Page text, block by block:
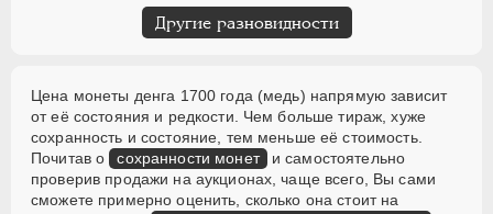
Другие разновидности
Цена монеты денга 1700 года (медь) напрямую зависит
от её состояния и редкости. Чем больше тираж, хуже
сохранность и состояние, тем меньше её стоимость.
Почитав о сохранности монет и самостоятельно
проверив продажи на аукционах, чаще всего, Вы сами
сможете примерно оценить, сколько она стоит на